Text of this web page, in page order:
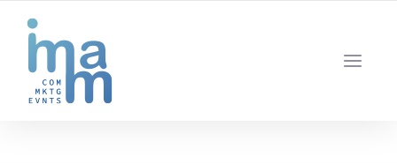
IBIZA · MADRID · BARCELONA